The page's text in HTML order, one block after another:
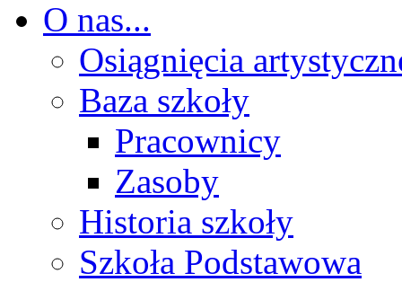
O nas...
Osiągnięcia
Baza szkoły
Pracownicy
Zasoby
Historia szkoły
Szkoła Podstawowa